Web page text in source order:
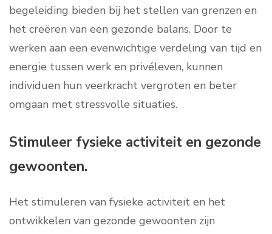
begeleiding bieden bij het stellen van grenzen en
het creëren van een gezonde balans. Door te
werken aan een evenwichtige verdeling van tijd en
energie tussen werk en privéleven, kunnen
individuen hun veerkracht vergroten en beter
omgaan met stressvolle situaties.
Stimuleer fysieke activiteit en gezonde
gewoonten.
Het stimuleren van fysieke activiteit en het
ontwikkelen van gezonde gewoonten zijn